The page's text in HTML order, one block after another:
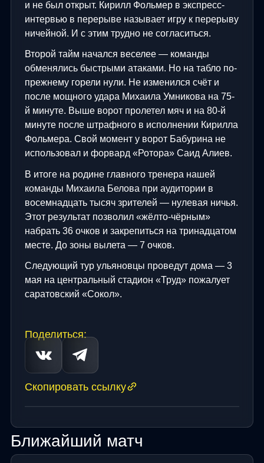
и не был открыт. Кирилл Фольмер в экспресс-
интервью в перерыве называет игру к перерыву
ничейной. И с этим трудно не согласиться.
Второй тайм начался веселее — команды
обменялись быстрыми атаками. Но на табло по-
прежнему горели нули. Не изменился счёт и
после мощного удара Михаила Умникова на 75-
й минуте. Выше ворот пролетел мяч и на 80-й
минуте после штрафного в исполнении Кирилла
Фольмера. Свой момент у ворот Бабурина не
использовал и форвард «Ротора» Саид Алиев.
В итоге на родине главного тренера нашей
команды Михаила Белова при аудитории в
восемнадцать тысяч зрителей — нулевая ничья.
Этот результат позволил «жёлто-чёрным»
набрать 36 очков и закрепиться на тринадцатом
месте. До зоны вылета — 7 очков.
Следующий тур ульяновцы проведут дома — 3
мая на центральный стадион «Труд» пожалует
саратовский «Сокол».
Поделиться:
Скопировать ссылку
Ближайший матч